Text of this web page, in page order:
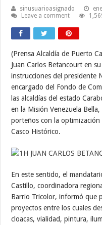
sinusuarioasignado
Leave a comment
(Prensa Alcaldía de Puerto
Juan Carlos Betancourt en
instrucciones del presidente
encargado del Fondo de
las alcaldías del estado
en la Misión Venezuela
porteños con la
Casco Histórico.
En este sentido, el
Castillo, coordinadora
Barrio Tricolor, informó que
proyectos entre los cuales
cloacas, vialidad, pintura,